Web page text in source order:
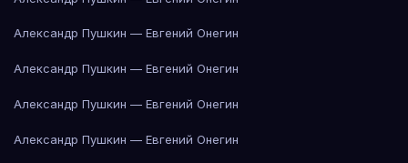
Александр Пушкин — Евгений Онегин
Александр Пушкин — Евгений Онегин
Александр Пушкин — Евгений Онегин
Александр Пушкин — Евгений Онегин